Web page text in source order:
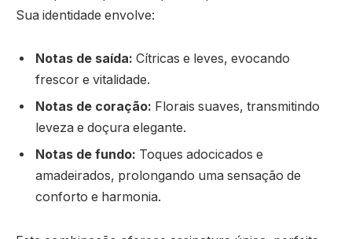
Sua identidade envolve:
Notas de saída: Cítricas e leves, evocando
frescor e vitalidade.
Notas de coração: Florais suaves, transmitindo
leveza e doçura elegante.
Notas de fundo: Toques adocicados e
amadeirados, prolongando uma sensação de
conforto e harmonia.